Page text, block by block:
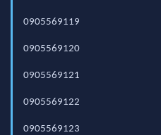
0905569119
0905569120
0905569121
0905569122
0905569123